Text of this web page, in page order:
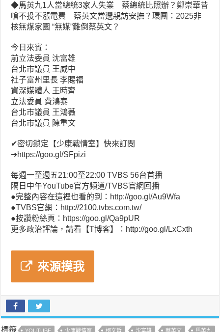
◆馬英九1人當總統3家人失業 蔡總統比照辦？鄭崇華昔
嗆不投不漲電費 蔡英文當選親訪安撫？環團：2025非
核無煤家園 “無媒”難倒蔡英文？
今日來賓：
前立法委員 沈富雄
台北市議員 王威中
社子富州里長 李賜福
資深媒體人 王時齊
立法委員 費鴻泰
台北市議員 王鴻薇
台北市議員 陳重文
✔密切鎖定【少康戰情室】快來訂閱
➔https://goo.gl/SFpizi
每週一至週五21:00至22:00 TVBS 56台首播
隔日中午YouTube官方頻道/TVBS官網回播
●完整內容在這裡也看的到：http://goo.gl/Au9Wfa
●TVBS官網：http://2100.tvbs.com.tw/
●按讚粉絲頁：https://goo.gl/Qa9pUR
更多政治評論，請看【T博客】：http://goo.gl/LxCxth
來源摸我
標籤 YOUTUBE 少康戰情室 柯文哲 沈富雄 蔡英文 馬英九